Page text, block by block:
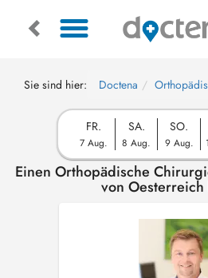
Sie sind hier: Doctena
FR.
7 Aug.
SA.
8 Aug.
SO.
9 Aug.
Einen Orthopädische
von